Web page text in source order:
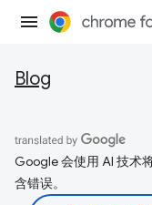
Blog
Google 会使用 AI 技术
含错误。